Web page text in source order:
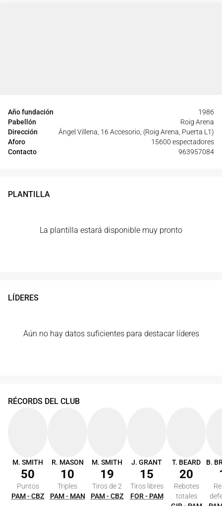
Año fundación
1986
Pabellón
Roig Arena
Dirección
Ángel Villena, 16 Accesorio, (Roig Arena, Puerta L1)
Aforo
15600 espectadores
Contacto
963957084
PLANTILLA
La plantilla estará disponible muy pronto
LÍDERES
Aún no hay datos suficientes para destacar líderes
RÉCORDS DEL CLUB
M. SMITH
50
Puntos
PAM - CBZ
R. MASON
10
Triples
PAM - MAN
M. SMITH
19
Tiros de 2
PAM - CBZ
J. GRANT
15
Tiros libres
FOR - PAM
T. BEARD
20
Rebotes
totales